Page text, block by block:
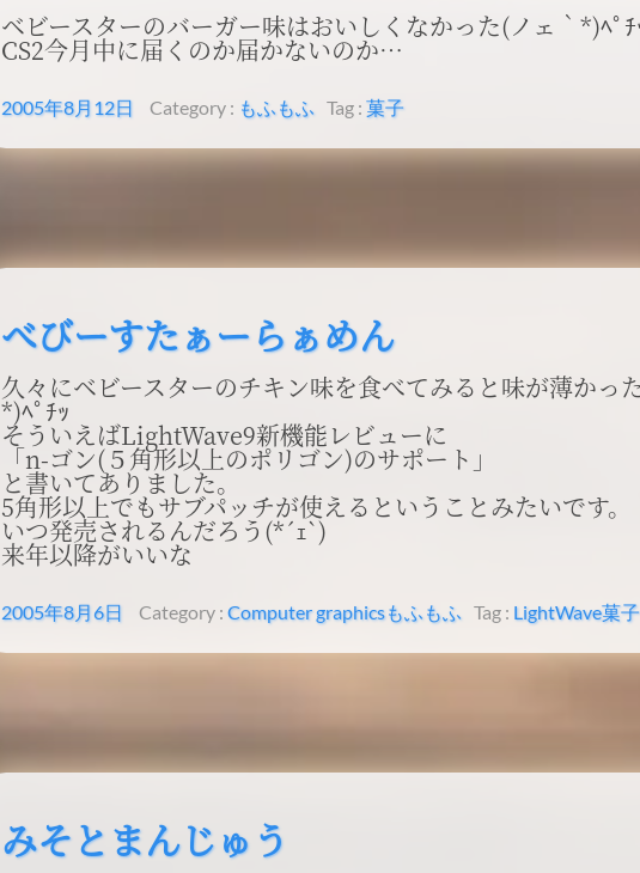
ベビースターのバーガー味はおいしくなかった(ノェ｀*)ﾍﾟ
CS2今月中に届くのか届かないのか…
2005年8月12日 Category : もふもふ Tag : 菓子
べびーすたぁーらぁめん
久々にベビースターのチキン味を食べてみると味が薄かっ
*)ﾍﾟﾁｯ
そういえばLightWave9新機能レビューに
「n-ゴン(５角形以上のポリゴン)のサポート」
と書いてありました。
5角形以上でもサブパッチが使えるということみたいです。
いつ発売されるんだろう(*´ｪ`)
来年以降がいいな
2005年8月6日 Category : Computer graphicsもふもふ Tag : LightWave菓子
みそとまんじゅう